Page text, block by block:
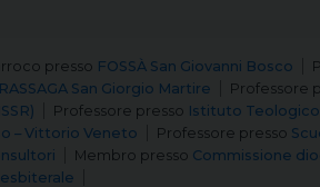
presso FOSSÀ San Giovanni Bosco
San Giorgio Martire Professore
Professore presso Istituto Teologico
– Vittorio Veneto
Professore presso
Membro presso Commissione